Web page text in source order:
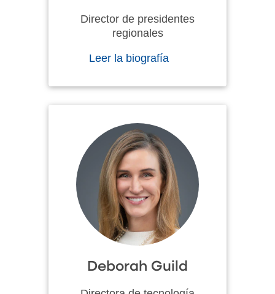
Director de presidentes
regionales
Leer la biografía
Deborah Guild